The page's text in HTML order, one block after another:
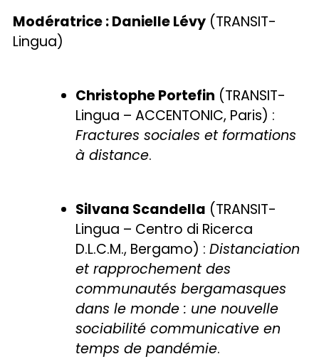
Modératrice : Danielle Lévy (TRANSIT-
Lingua)
Christophe Portefin (TRANSIT-
Lingua – ACCENTONIC, Paris) :
Fractures sociales et formations
à distance.
Silvana Scandella (TRANSIT-
Lingua – Centro di Ricerca
D.L.C.M., Bergamo) :Distanciation
et rapprochement des
communautés bergamasques
dans le monde : une nouvelle
sociabilité communicative en
temps de pandémie.